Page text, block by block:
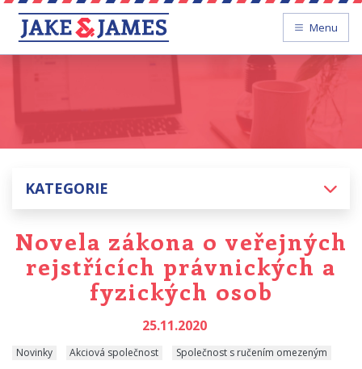
Menu
KATEGORIE
Novela zákona o veřejných
rejstřících právnických a
fyzických osob
25.11.2020
Novinky Akciová společnost Společnost s ručením omezeným